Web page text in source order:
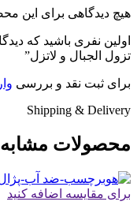
هیچ دیدگاهی برای این
اولین نفری باشید که
تزول الجبال و لاتزل”
برای ثبت نقد و بررسی
Shipping & Delivery
محصولات مشابه
برای مقایسه اضافه کنید